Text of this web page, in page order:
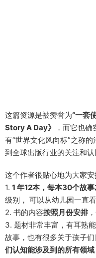
这篇资源是被赞誉为“一套
Story A Day》
，而它也
有“世界文化风向标”之称
到全球出版行业的关注和认
这个作者很贴心地为大家
1. 1 年12本，每本30个故
级别， 可以从幼儿园一直
2. 书的内容按照月份安排
3. 题材非常丰富，有耳熟
故事，也有很多关于孩子们
们认知能涉及到的所有领域